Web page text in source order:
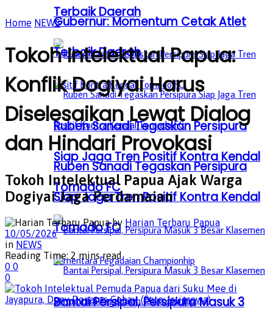
Terbaik Daerah
Ruben Sanadi Tegaskan Persipura
Siap Jaga Tren Positif Kontra Kendal
Tornado FC
Bantai Persipal, Persipura Masuk 3
Gubernur: Momentum Cetak Atlet
Terbaik Daerah
Ruben Sanadi Tegaskan Persipura
Siap Jaga Tren Positif Kontra Kendal
Tornado FC
Home NEWS
Tokoh Intelektual Papua:
Konflik Dogiyai Harus
Diselesaikan Lewat Dialog
dan Hindari Provokasi
Tokoh Intelektual Papua Ajak Warga
Dogiyai Jaga Perdamaian
by Harian Terbaru Papua
10/05/2026
in NEWS
Reading Time: 2 mins read
0 0
0